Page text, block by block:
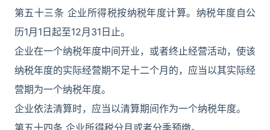
第五十三条 企业所得税按纳税年度计算。纳税年度自公
历1月1日起至12月31日止。
企业在一个纳税年度中间开业，或者终止经营活动，使该
纳税年度的实际经营期不足十二个月的，应当以其实际经
营期为一个纳税年度。
企业依法清算时，应当以清算期间作为一个纳税年度。
第五十四条 企业所得税分月或者分季预缴。